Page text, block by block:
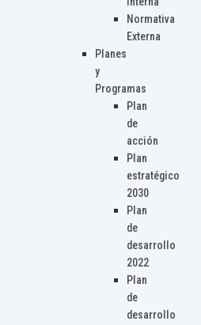
Normativa
Externa
Planes
y
Programas
Plan
de
acción
Plan
estratégico
2030
Plan
de
desarrollo
2022
Plan
de
desarrollo